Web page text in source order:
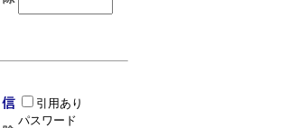
引用あり
パスワード